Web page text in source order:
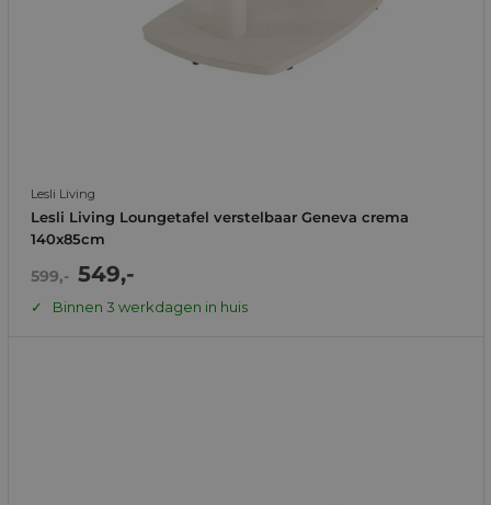
Lesli Living
Lesli Living Loungetafel verstelbaar Geneva crema
140x85cm
Normale
prijs
599,- Actie
prijs
549,-
Binnen 3 werkdagen in huis